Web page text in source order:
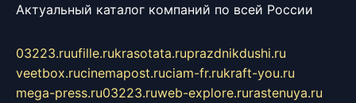
Актуальный каталог компаний по всей России
03223.ruufille.rukrasotata.ruprazdnikdushi.ru
veetbox.rucinemapost.ruciam-fr.rukraft-you.ru
mega-press.ru03223.ruweb-explore.rurastenuya.ru